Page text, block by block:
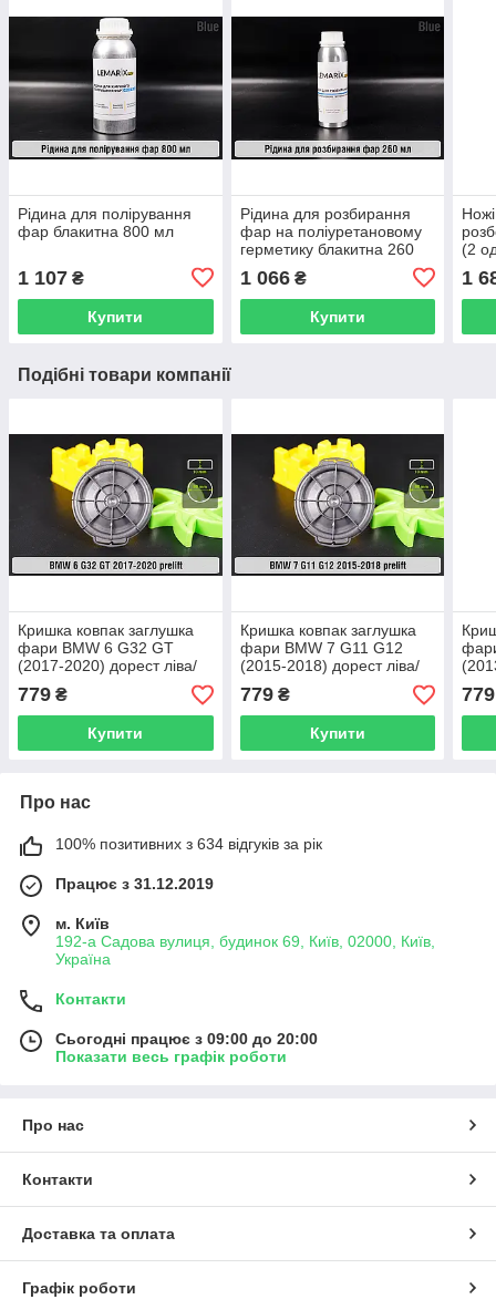
Рідина для полірування
фар блакитна 800 мл
1 107 ₴
Купити
Рідина для розбирання
фар на поліуретановому
герметику блакитна 260
1 066₴
Купити
(2
1
Подібні товари компанії
Кришка ковпак заглушка
фари BMW 6 G32 GT
(2017-2020) дорест ліва/
права
779 ₴
Купити
Кришка ковпак заглушка
фари BMW 7 G11 G12
(2015-2018) дорест ліва/
права
779₴
Купити
779
Про нас
100% позитивних з 634 відгуків за рік
Працює з 31.12.2019
м. Київ
192-а Садова вулиця, будинок 69, Київ, 02000, Київ,
Україна
Контакти
Сьогодні працює з 09:00 до 20:00
Показати весь графік роботи
Про нас
Контакти
Доставка та оплата
Графік роботи